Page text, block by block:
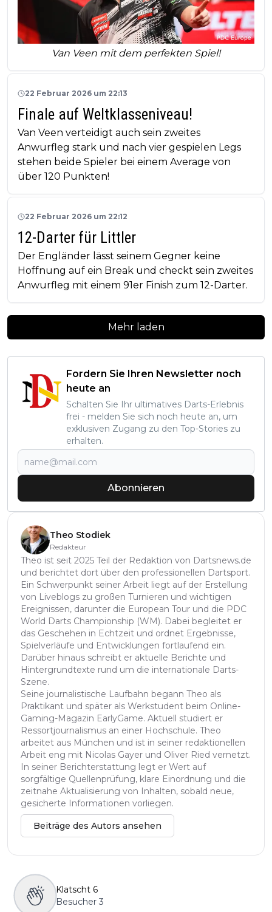
Van Veen mit dem perfekten Spiel!
22 Februar 2026 um 22:13
Finale auf Weltklasseniveau!
Van Veen verteidigt auch sein zweites
Anwurfleg stark und nach vier gespielen Legs
stehen beide Spieler bei einem Average von
über 120 Punkten!
22 Februar 2026 um 22:12
12-Darter für Littler
Der Engländer lässt seinem Gegner keine
Hoffnung auf ein Break und checkt sein zweites
Anwurfleg mit einem 91er Finish zum 12-Darter.
Mehr laden
Fordern Sie Ihren Newsletter noch
heute an
Schalten Sie Ihr ultimatives Darts-Erlebnis
frei - melden Sie sich noch heute an, um
exklusiven Zugang zu den Top-Stories zu
erhalten.
Abonnieren
Theo Stodiek
Redakteur
Theo ist seit 2025 Teil der Redaktion von Dartsnews.de
und berichtet dort über den professionellen Dartsport.
Ein Schwerpunkt seiner Arbeit liegt auf der Erstellung
von Liveblogs zu großen Turnieren und wichtigen
Ereignissen, darunter die European Tour und die PDC
World Darts Championship (WM). Dabei begleitet er
das Geschehen in Echtzeit und ordnet Ergebnisse,
Spielverläufe und Entwicklungen fortlaufend ein.
Darüber hinaus schreibt er aktuelle Berichte und
Hintergrundtexte rund um die internationale Darts-
Szene.
Seine journalistische Laufbahn begann Theo als
Praktikant und später als Werkstudent beim Online-
Gaming-Magazin EarlyGame. Aktuell studiert er
Ressortjournalismus an einer Hochschule. Theo
arbeitet aus München und ist in seiner redaktionellen
Arbeit eng mit Nicolas Gayer und Oliver Ried vernetzt.
In seiner Berichterstattung legt er Wert auf
sorgfältige Quellenprüfung, klare Einordnung und die
zeitnahe Aktualisierung von Inhalten, sobald neue,
gesicherte Informationen vorliegen.
Beiträge des Autors ansehen
Klatscht 6
Besucher 3